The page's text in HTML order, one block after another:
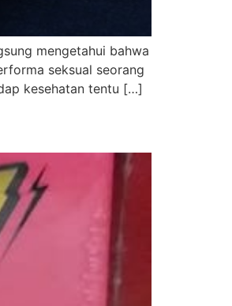
mengetahui bahwa
seksual seorang
kesehatan tentu […]